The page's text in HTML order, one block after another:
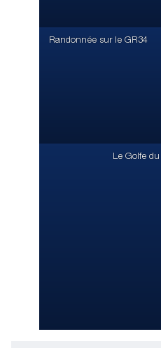
Randonnée sur le GR34
Le Golfe